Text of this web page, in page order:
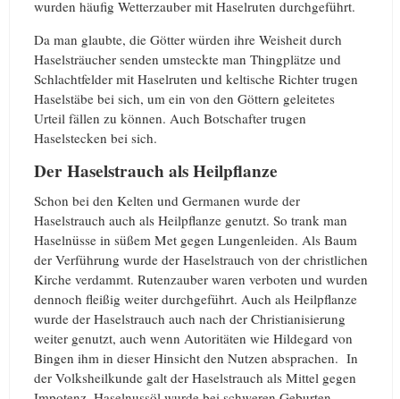
wurden häufig Wetterzauber mit Haselruten durchgeführt.
Da man glaubte, die Götter würden ihre Weisheit durch
Haselsträucher senden umsteckte man Thingplätze und
Schlachtfelder mit Haselruten und keltische Richter trugen
Haselstäbe bei sich, um ein von den Göttern geleitetes
Urteil fällen zu können. Auch Botschafter trugen
Haselstecken bei sich.
Der Haselstrauch als Heilpflanze
Schon bei den Kelten und Germanen wurde der
Haselstrauch auch als Heilpflanze genutzt. So trank man
Haselnüsse in süßem Met gegen Lungenleiden. Als Baum
der Verführung wurde der Haselstrauch von der christlichen
Kirche verdammt. Rutenzauber waren verboten und wurden
dennoch fleißig weiter durchgeführt. Auch als Heilpflanze
wurde der Haselstrauch auch nach der Christianisierung
weiter genutzt, auch wenn Autoritäten wie Hildegard von
Bingen ihm in dieser Hinsicht den Nutzen absprachen. In
der Volksheilkunde galt der Haselstrauch als Mittel gegen